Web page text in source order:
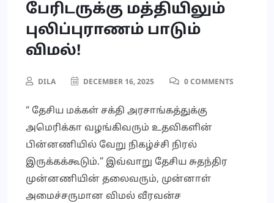
பேரிடருக்கு மத்தியிலும்
புலிப்புராணம் பாடும்
விமல்!
DILA DECEMBER 16, 2025 0 COMMENTS
“ தேசிய மக்கள் சக்தி அரசாங்கத்துக்கு
அமெரிக்கா வழங்கிவரும் உதவிகளின்
பின்னணியில் வேறு நிகழ்ச்சி நிரல்
இருக்கக்கூடும்.” இவ்வாறு தேசிய சுதந்திர
முன்னணியின் தலைவரும், முன்னாள்
அமைச்சருமான விமல் வீரவன்ச